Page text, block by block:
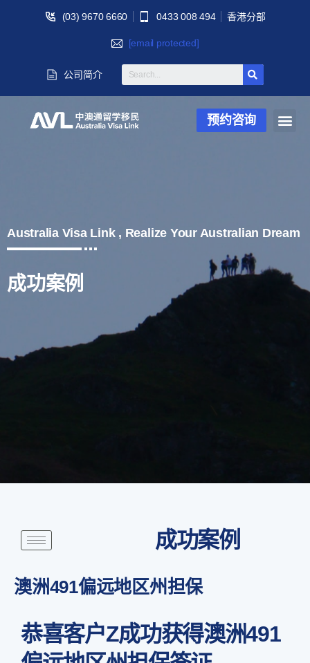
(03) 9670 6660 0433 008 494 香港分部
[email protected]
公司简介
预约咨询
Australia Visa Link , Realize Your Australian Dream
成功案例
成功案例
澳洲491偏远地区州担保
恭喜客户Z成功获得澳洲491